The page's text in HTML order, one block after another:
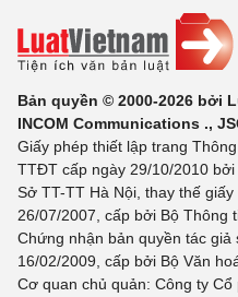
Bản quyền © 2000-2026 bởi
INCOM Communications .,
Giấy phép thiết lập trang
TTĐT cấp ngày 29/10/2010 bởi
Sở TT-TT Hà Nội, thay thế
26/07/2007, cấp bởi Bộ Thông
Chứng nhận bản quyền tác giả
16/02/2009, cấp bởi Bộ Văn
Cơ quan chủ quản: Công ty